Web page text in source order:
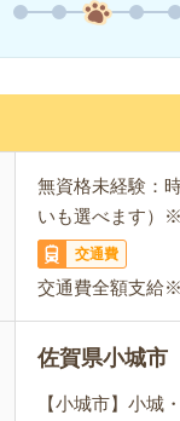
無資格未経験：
いも選べます）
交通費
交通費全額支給
佐賀県小城市
【小城市】小城